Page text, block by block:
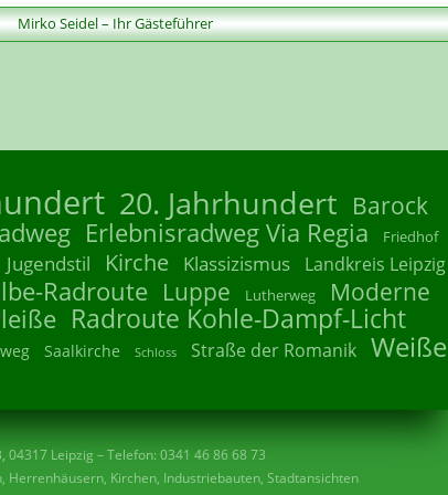
Mirko Seidel – Ihr Gästeführer
20. Jahrhundert Barock
Erlebnisradweg Via Regia Friedhof
Jugendstil Kirche Klassizismus Landkreis Leipzig
Radroute Luppe Lutherweg Moderne
Radroute Kohle-Dampf-Licht
Saalkirche Schloss Straße der Romanik Weiße
Leipzig – Telefon: 0341 46 86 68 73
Herrenhäusern, Kirchen, Industriebauten, Stadtansichten